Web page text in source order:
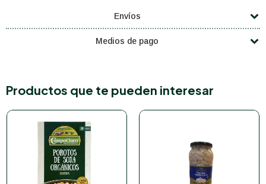
Envíos
Medios de pago
Productos que te pueden interesar